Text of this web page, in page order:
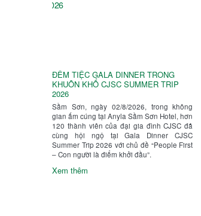
ĐÊM TIỆC GALA DINNER TRONG
KHUÔN KHỔ CJSC SUMMER TRIP
2026
Sầm Sơn, ngày 02/8/2026, trong không
gian ấm cúng tại Anyla Sầm Sơn Hotel, hơn
120 thành viên của đại gia đình CJSC đã
cùng hội ngộ tại Gala Dinner CJSC
Summer Trip 2026 với chủ đề “People First
– Con người là điểm khởi đầu”.
Xem thêm